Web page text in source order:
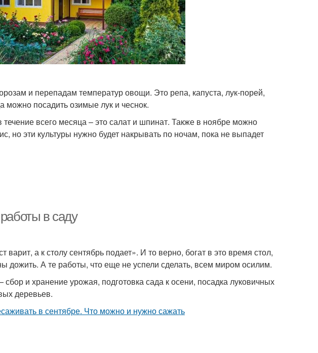
и перепадам температур овощи. Это репа, капуста, лук-порей,
можно посадить озимые лук и чеснок.
всего месяца – это салат и шпинат. Также в ноябре можно
но эти культуры нужно будет накрывать по ночам, пока не выпадет
в саду
варит, а к столу сентябрь подает». И то верно, богат в это время стол,
дожить. А те работы, что еще не успели сделать, всем миром осилим.
и хранение урожая, подготовка сада к осени, посадка луковичных
деревьев.